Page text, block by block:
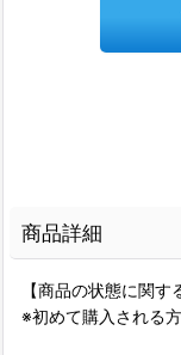
商品詳細
【商品の状態に関す
※初めて購入される